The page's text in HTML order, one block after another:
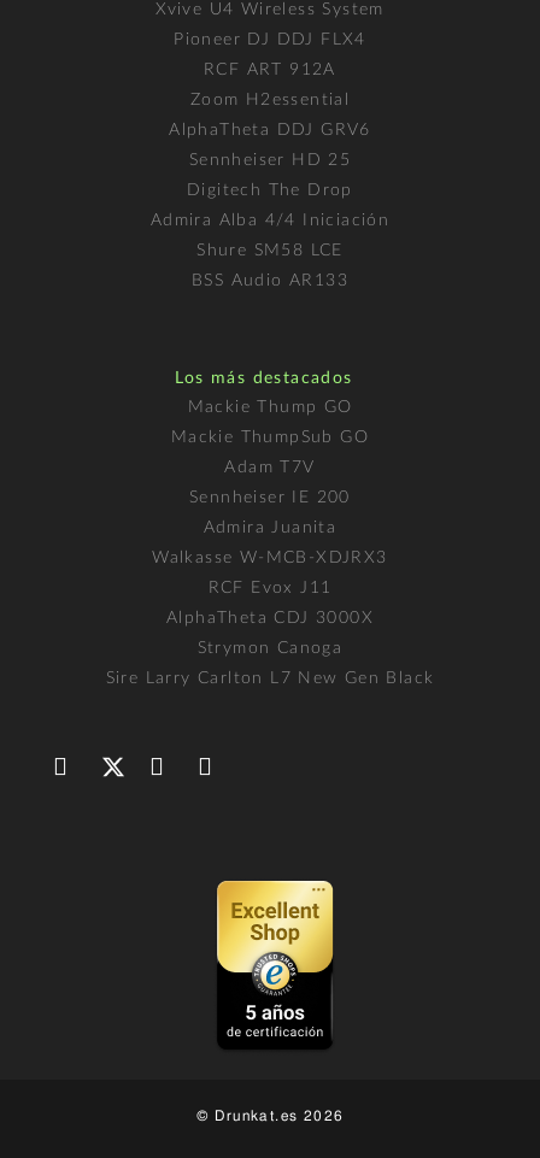
Xvive U4 Wireless System
Pioneer DJ DDJ FLX4
RCF ART 912A
Zoom H2essential
AlphaTheta DDJ GRV6
Sennheiser HD 25
Digitech The Drop
Admira Alba 4/4 Iniciación
Shure SM58 LCE
BSS Audio AR133
Los más destacados
Mackie Thump GO
Mackie ThumpSub GO
Adam T7V
Sennheiser IE 200
Admira Juanita
Walkasse W-MCB-XDJRX3
RCF Evox J11
AlphaTheta CDJ 3000X
Strymon Canoga
Sire Larry Carlton L7 New Gen Black
© Drunkat.es 2026